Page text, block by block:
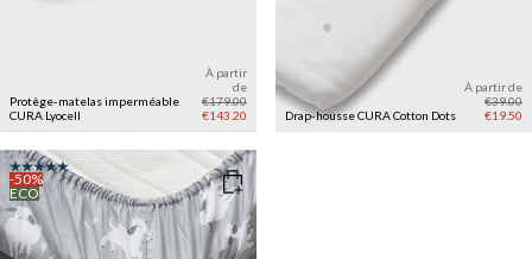
Protège-matelas imperméable
CURA Lyocell
À partir
de
€179.00
€143.20
Drap-housse CURA Cotton Dots
À partir de
€39.00
€19.50
-50%
ECO